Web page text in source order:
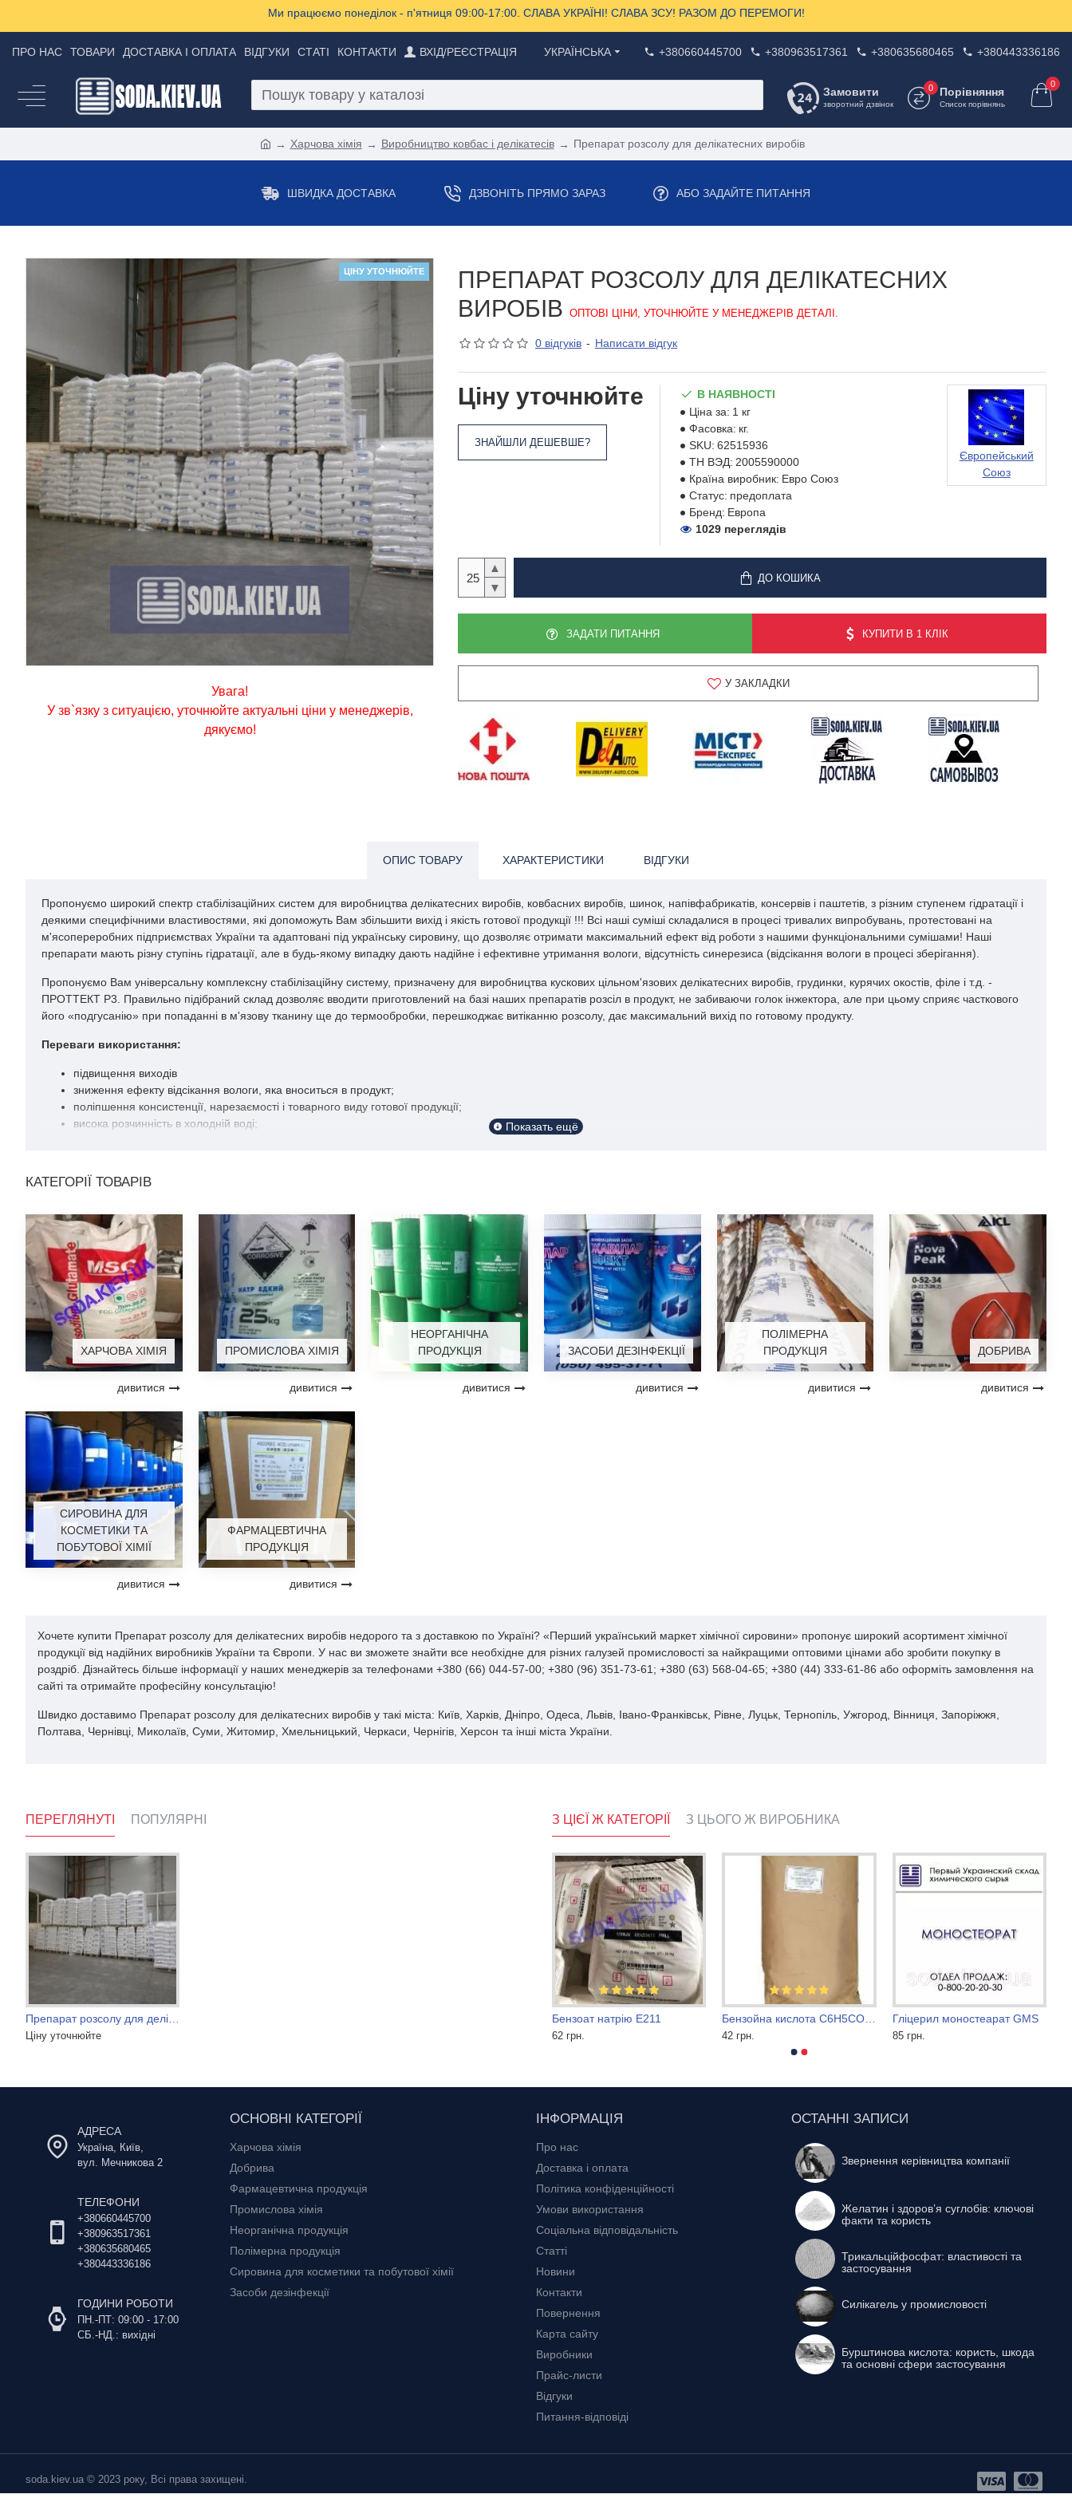
Ми працюємо понеділок - п'ятниця 09:00-17:00. СЛАВА УКРАЇНІ! СЛАВА ЗСУ! РАЗОМ ДО ПЕРЕМОГИ!
ПРО НАС ТОВАРИ ДОСТАВКА І ОПЛАТА ВІДГУКИ СТАТІ КОНТАКТИ ВХІД/РЕЄСТРАЦІЯ УКРАЇНСЬКА +380660445700 +380963517361 +380635680465 +380443336186
Замовити
зворотний дзвінок
Порівняння
Список порівнянь
0 0
Харчова хімія Виробництво ковбас і делікатесів Препарат розсолу для делікатесних виробів
ШВИДКА ДОСТАВКА ДЗВОНІТЬ ПРЯМО ЗАРАЗ АБО ЗАДАЙТЕ ПИТАННЯ
ЦІНУ УТОЧНЮЙТЕ
Увага!
У зв`язку з ситуацією, уточнюйте актуальні ціни у менеджерів,
дякуємо!
ПРЕПАРАТ РОЗСОЛУ ДЛЯ ДЕЛІКАТЕСНИХ
ВИРОБІВ ОПТОВІ ЦІНИ, УТОЧНЮЙТЕ У МЕНЕДЖЕРІВ ДЕТАЛІ.
0 відгуків - Написати відгук
Ціну уточнюйте
ЗНАЙШЛИ ДЕШЕВШЕ?
В НАЯВНОСТІ
Ціна за: 1 кг
Фасовка: кг.
SKU: 62515936
ТН ВЭД: 2005590000
Країна виробник: Евро Союз
Статус: предоплата
Бренд: Европа
Європейський
Союз
1029 переглядів
▲
▼
ДО КОШИКА
ЗАДАТИ ПИТАННЯ КУПИТИ В 1 КЛІК
У ЗАКЛАДКИ
ОПИС ТОВАРУ ХАРАКТЕРИСТИКИ ВІДГУКИ
Пропонуємо широкий спектр стабілізаційних систем для виробництва делікатесних виробів, ковбасних виробів, шинок, напівфабрикатів, консервів і паштетів, з різним ступенем гідратації і
деякими специфічними властивостями, які допоможуть Вам збільшити вихід і якість готової продукції !!! Всі наші суміші складалися в процесі тривалих випробувань, протестовані на
м'ясопереробних підприємствах України та адаптовані під українську сировину, що дозволяє отримати максимальний ефект від роботи з нашими функціональними сумішами! Наші
препарати мають різну ступінь гідратації, але в будь-якому випадку дають надійне і ефективне утримання вологи, відсутність синерезиса (відсікання вологи в процесі зберігання).
Пропонуємо Вам універсальну комплексну стабілізаційну систему, призначену для виробництва кускових цільном'язових делікатесних виробів, грудинки, курячих окостів, філе і т.д. -
ПРОТТЕКТ Р3. Правильно підібраний склад дозволяє вводити приготовлений на базі наших препаратів розсіл в продукт, не забиваючи голок інжектора, але при цьому сприяє часткового
його «подгусанію» при попаданні в м'язову тканину ще до термообробки, перешкоджає витіканню розсолу, дає максимальний вихід по готовому продукту.
Переваги використання:
підвищення виходів
зниження ефекту відсікання вологи, яка вноситься в продукт;
поліпшення консистенції, нарезаємості і товарного виду готової продукції;
висока розчинність в холодній воді;
суміш містить високоякісний карагенан;
завдяки великому вмісту якісного каррагенану готовий продукт має хорошу соковитість і вид на зрізі;
Склад: Фосфати, гелеобразующіе речовини, загусники, антиокислювачі, вуглеводи. Смакоароматична сегмент, нітрит, сіль треба вносити додатково (в Проттекте Р3 вони відсутні).
Ціну та наявність, будь ласка, уточнюйте в відділі продажів:
0 800 20-20-30
У нас Ви можете здійснити комплексну закупівлю товарів , як для виробництва, так і для подальшого продажу. У нас Ви можете не тільки придбати продукцію, але також отримати
консультацію по технологічному застосуванню придбаної сировини, отримати методичні вказівки та іншу інформацію.
КАТЕГОРІЇ ТОВАРІВ
ХАРЧОВА ХІМІЯ
дивитися
ПРОМИСЛОВА ХІМІЯ
дивитися
НЕОРГАНІЧНА
ПРОДУКЦІЯ
дивитися
ЗАСОБИ ДЕЗІНФЕКЦІЇ
дивитися
ПОЛІМЕРНА
ПРОДУКЦІЯ
дивитися
ДОБРИВА
дивитися
СИРОВИНА ДЛЯ
КОСМЕТИКИ ТА
ПОБУТОВОЇ ХІМІЇ
дивитися
ФАРМАЦЕВТИЧНА
ПРОДУКЦІЯ
дивитися
Хочете купити Препарат розсолу для делікатесних виробів недорого та з доставкою по Україні? «Перший український маркет хімічної сировини» пропонує широкий асортимент хімічної
продукції від надійних виробників України та Європи. У нас ви зможете знайти все необхідне для різних галузей промисловості за найкращими оптовими цінами або зробити покупку в
роздріб. Дізнайтесь більше інформації у наших менеджерів за телефонами +380 (66) 044-57-00; +380 (96) 351-73-61; +380 (63) 568-04-65; +380 (44) 333-61-86 або оформіть замовлення на
сайті та отримайте професійну консультацію!
Швидко доставимо Препарат розсолу для делікатесних виробів у такі міста: Київ, Харків, Дніпро, Одеса, Львів, Івано-Франківськ, Рівне, Луцьк, Тернопіль, Ужгород, Вінниця, Запоріжжя,
Полтава, Чернівці, Миколаїв, Суми, Житомир, Хмельницький, Черкаси, Чернігів, Херсон та інші міста України.
ПЕРЕГЛЯНУТІ ПОПУЛЯРНІ
Ціну уточнюйте
З ЦІЄЇ Ж КАТЕГОРІЇ З ЦЬОГО Ж ВИРОБНИКА
Селітра натрієва
78 000 грн.
Бензоат натрію Е211
62 грн. 42 грн.
Гліцерил моностеарат GMS
85 грн.
АДРЕСА
Україна, Київ,
вул. Мечникова 2
ТЕЛЕФОНИ
+380660445700
+380963517361
+380635680465
+380443336186
ГОДИНИ РОБОТИ
ПН.-ПТ: 09:00 - 17:00
СБ.-НД.: вихідні
ОСНОВНІ КАТЕГОРІЇ
Харчова хімія
Добрива
Фармацевтична продукція
Промислова хімія
Неорганічна продукція
Полімерна продукція
Сировина для косметики та побутової хімії
Засоби дезінфекції
ІНФОРМАЦІЯ
Про нас
Доставка і оплата
Політика конфіденційності
Умови використання
Соціальна відповідальність
Статті
Новини
Контакти
Повернення
Карта сайту
Виробники
Прайс-листи
Відгуки
Питання-відповіді
ОСТАННІ ЗАПИСИ
Звернення керівництва компанії
Желатин і здоров’я суглобів: ключові
факти та користь
Трикальційфосфат: властивості та
застосування
Силікагель у промисловості
Бурштинова кислота: користь, шкода
та основні сфери застосування
soda.kiev.ua © 2023 року, Всі права захищені.